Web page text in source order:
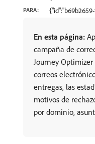
PARA:
En esta página:
campaña de
Journey
correos
entregas, las
motivos de
por dominio,